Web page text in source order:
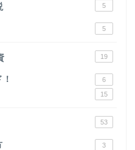
5
5
19
6
15
53
3